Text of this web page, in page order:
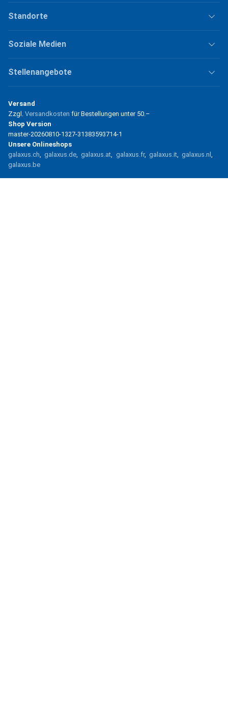
Standorte
Soziale Medien
Stellenangebote
Versand
Zzgl. Versandkosten für Bestellungen unter 50.–
Shop Version
master-20260810-1327-31383593714-1
Unsere Onlineshops
galaxus.ch
galaxus.de galaxus.at galaxus.fr galaxus.it
galaxus.nl
galaxus.be